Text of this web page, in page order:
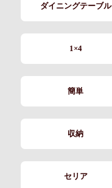
ダイニングテーブル
1×4
簡単
収納
セリア